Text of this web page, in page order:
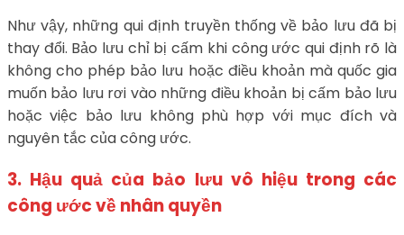
Như vậy, những qui định truyền thống về bảo lưu đã bị
thay đổi. Bảo lưu chỉ bị cấm khi công ước qui định rõ là
không cho phép bảo lưu hoặc điều khoản mà quốc gia
muốn bảo lưu rơi vào những điều khoản bị cấm bảo lưu
hoặc việc bảo lưu không phù hợp với mục đích và
nguyên tắc của công ước.
3. Hậu quả của bảo lưu vô hiệu trong các
công ước về nhân quyền